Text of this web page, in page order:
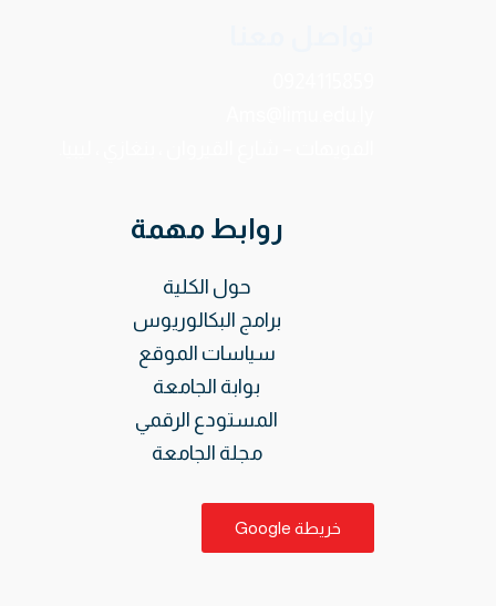
روابط مهمة
حول الكلية
برامج البكالوريوس
سياسات الموقع
بوابة الجامعة
المستودع الرقمي
مجلة الجامعة
خريطة Google